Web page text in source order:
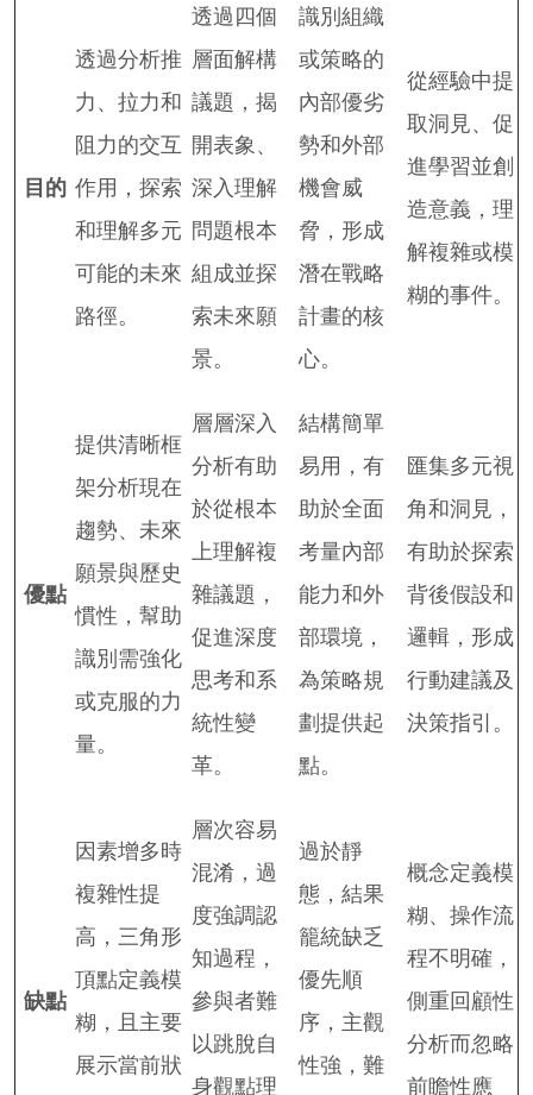
目的
透過分析推
力、拉力和
阻力的交互
作用，探索
和理解多元
可能的未來
路徑。
透過四個
層面解構
議題，揭
開表象、
深入理解
問題根本
組成並探
索未來願
景。
識別組織
或策略的
內部優劣
勢和外部
機會威
脅，形成
潛在戰略
計畫的核
心。
從經驗中提
取洞見、促
進學習並創
造意義，理
解複雜或模
糊的事件。
優點
提供清晰框
架分析現在
趨勢、未來
願景與歷史
慣性，幫助
識別需強化
或克服的力
量。
層層深入
分析有助
於從根本
上理解複
雜議題，
促進深度
思考和系
統性變
革。
結構簡單
易用，有
助於全面
考量內部
能力和外
部環境，
為策略規
劃提供起
點。
匯集多元視
角和洞見，
有助於探索
背後假設和
邏輯，形成
行動建議及
決策指引。
缺點
因素增多時
複雜性提
高，三角形
頂點定義模
糊，且主要
展示當前狀
層次容易
混淆，過
度強調認
知過程，
參與者難
以跳脫自
身觀點理
過於靜
態，結果
籠統缺乏
優先順
序，主觀
性強，難
概念定義模
糊、操作流
程不明確，
側重回顧性
分析而忽略
前瞻性應